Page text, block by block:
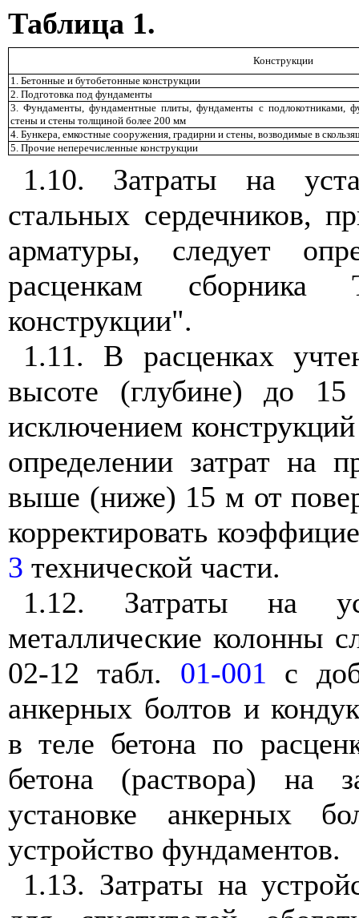
Таблица 1.
Конструкции
1. Бетонные и бутобетонные конструкции
2. Подготовка под фундаменты
3. Фундаменты, фундаментные плиты, фундаменты с подлокотниками,
стены и стены толщиной более 200 мм
4. Бункера, емкостные сооружения, градирни и стены, возводимые в
5. Прочие неперечисленные конструкции
1.10. Затраты на
стальных сердечников,
арматуры, следует
расценкам сборника
конструкции".
1.11. В расценках
высоте (глубине) до
исключением
определении затрат на
выше (ниже) 15 м от
корректировать
3 технической части.
1.12. Затраты на
металлические колонны
02-12 табл. 01-001 с
анкерных болтов и
в теле бетона по
бетона (раствора) на
установке анкерных
устройство фундаментов.
1.13. Затраты на